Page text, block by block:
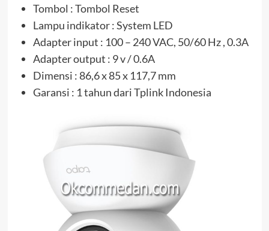
Tombol : Tombol Reset
Lampu indikator : System LED
Adapter input : 100 – 240 VAC, 50/60 Hz , 0.3A
Adapter output : 9 v / 0.6A
Dimensi : 86,6 x 85 x 117,7 mm
Garansi : 1 tahun dari Tplink Indonesia